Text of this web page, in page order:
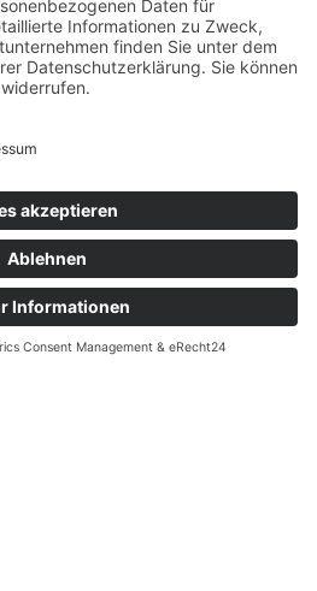
zu
zeigen, warum msisdesign. Die
Agenturen für SEO- und KI-
zählt. Echte Bewertungen,
% Zufriedenheit – unsere Kunden
und nachhaltige SEO-